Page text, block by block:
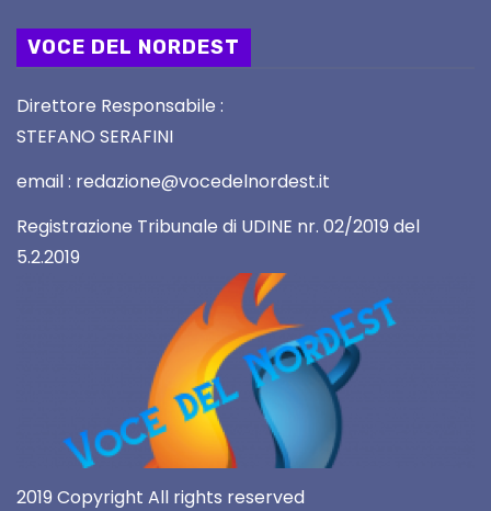
VOCE DEL NORDEST
Direttore Responsabile :
STEFANO SERAFINI
email : redazione@vocedelnordest.it
Registrazione Tribunale di UDINE nr. 02/2019 del
5.2.2019
2019 Copyright All rights reserved